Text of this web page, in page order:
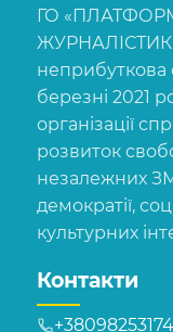
ГО
неприбуткова
березні 2021
організації
розвиток
незалежних
демократії,
культурних
Контакти